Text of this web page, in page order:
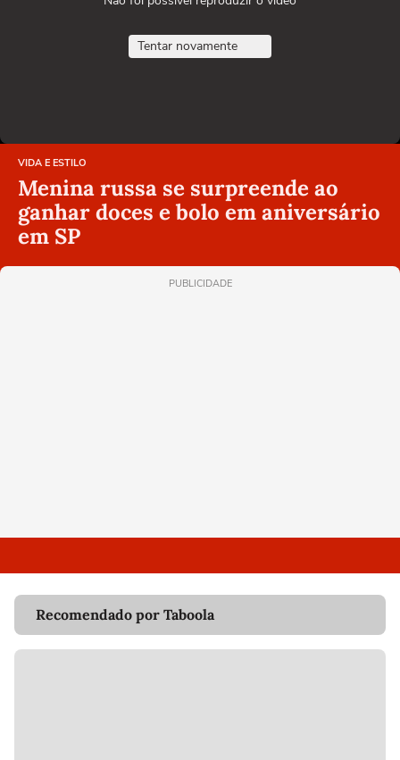
Tentar novamente
VIDA E ESTILO
Menina russa se surpreende ao
ganhar doces e bolo em aniversário
em SP
PUBLICIDADE
Recomendado por Taboola